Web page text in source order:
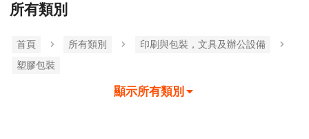
所有類別
首頁 所有類別
印刷與包裝，文具及辦公設備
塑膠包裝
顯示所有類別